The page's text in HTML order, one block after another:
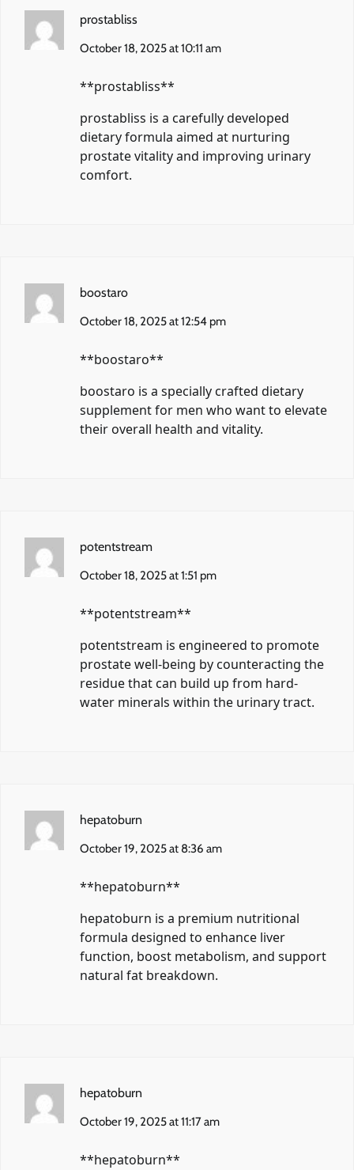
prostabliss
October 18, 2025 at 10:11 am
** prostabliss**
prostabliss is a carefully developed
dietary formula aimed at nurturing
prostate vitality and improving urinary
comfort.
boostaro
October 18, 2025 at 12:54 pm
** boostaro**
boostaro is a specially crafted dietary
supplement for men who want to elevate
their overall health and vitality.
potentstream
October 18, 2025 at 1:51 pm
** potentstream**
potentstream is engineered to promote
prostate well-being by counteracting the
residue that can build up from hard-
water minerals within the urinary tract.
hepatoburn
October 19, 2025 at 8:36 am
** hepatoburn**
hepatoburn is a premium nutritional
formula designed to enhance liver
function, boost metabolism, and support
natural fat breakdown.
hepatoburn
October 19, 2025 at 11:17 am
**hepatoburn**